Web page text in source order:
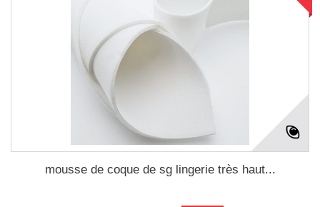
mousse de coque de sg lingerie très haut...